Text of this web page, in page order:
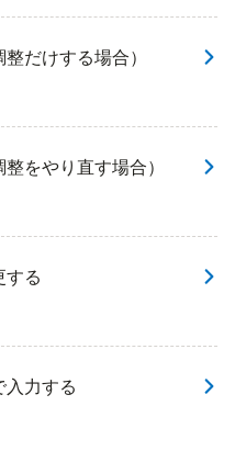
だけする場合）
をやり直す場合）
する
力する